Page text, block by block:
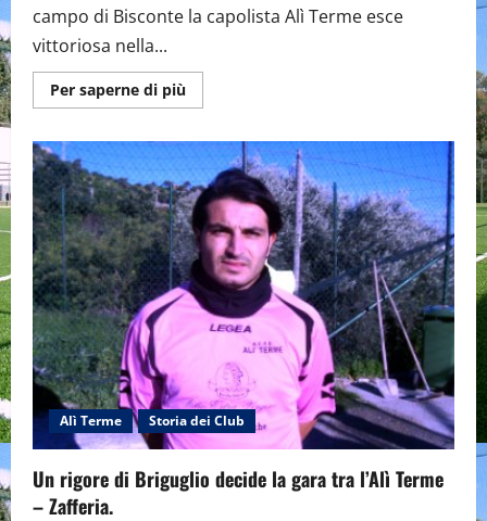
campo di Bisconte la capolista Alì Terme esce
vittoriosa nella...
Per saperne di piùMaggiori
informazioni
Messinaudace
fa
soffrire
la
capolista
Alì
Terme:
doppietta
di
Ivan
Briguglio.
Alì Terme Storia dei Club
Un rigore di Briguglio decide la gara tra l’Alì Terme
– Zafferia.